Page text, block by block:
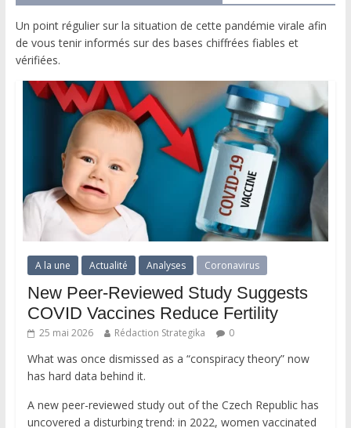
Un point régulier sur la situation de cette pandémie virale afin
de vous tenir informés sur des bases chiffrées fiables et
vérifiées.
A la une Actualité Analyses Coronavirus
New Peer-Reviewed Study Suggests
COVID Vaccines Reduce Fertility
25 mai 2026 Rédaction Strategika 0
What was once dismissed as a “conspiracy theory” now
has hard data behind it.
A new peer-reviewed study out of the Czech Republic has
uncovered a disturbing trend: in 2022, women vaccinated